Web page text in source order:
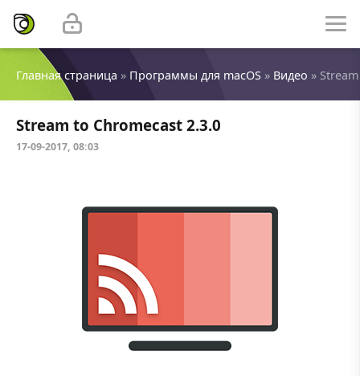
Главная страница » Программы для macOS » Видео »
Stream to Chromecast 2.3.0
17-09-2017, 08:03